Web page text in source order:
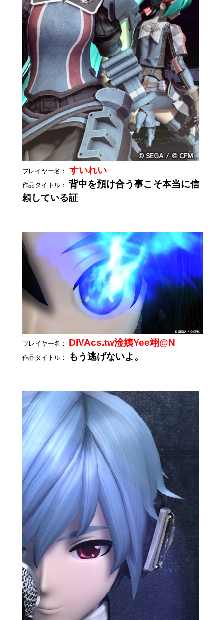
プレイヤー名： すいれい
作品タイトル： 背中を預け合う事こそ本当に信
頼している証
プレイヤー名： DIVAcs.tw淦姨Yee翊@N
作品タイトル： もう逃げないよ。